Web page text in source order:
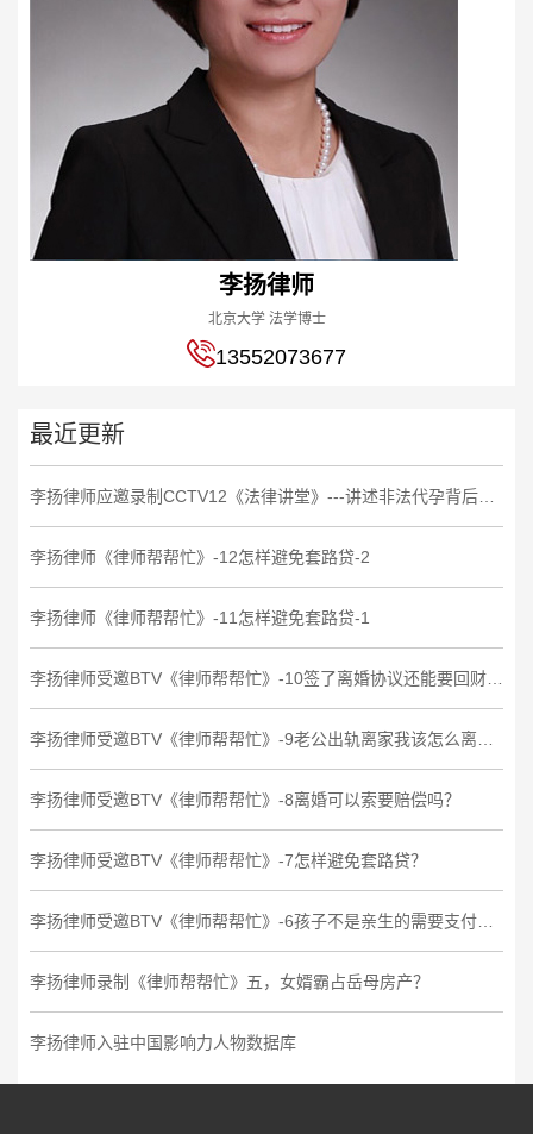
李扬律师
北京大学 法学博士
13552073677
最近更新
李扬律师《律师帮帮忙》-12怎样避免套路贷-2
李扬律师《律师帮帮忙》-11怎样避免套路贷-1
李扬律师受邀BTV《律师帮帮忙》-8离婚可以索要赔偿吗？
李扬律师受邀BTV《律师帮帮忙》-7怎样避免套路贷？
李扬律师录制《律师帮帮忙》五，女婿霸占岳母房产？
李扬律师入驻中国影响力人物数据库